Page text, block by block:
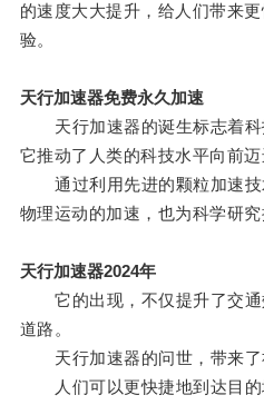
的速度大大提升，给人们带来
验。
天行加速器免费永久加速
天行加速器的诞生标志着科
它推动了人类的科技水平向前迈
通过利用先进的颗粒加速技
物理运动的加速，也为科学研究
天行加速器2024年
它的出现，不仅提升了交通
道路。
天行加速器的问世，带来了
人们可以更快捷地到达目的